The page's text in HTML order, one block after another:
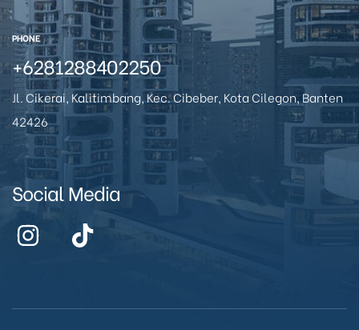
PHONE
+6281288402250
Jl. Cikerai, Kalitimbang, Kec. Cibeber, Kota Cilegon, Banten
42426
Social Media